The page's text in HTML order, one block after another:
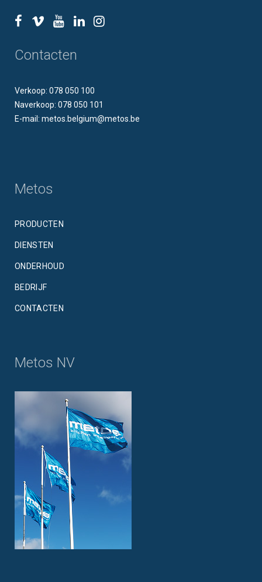
Contacten
Verkoop: 078 050 100
Naverkoop: 078 050 101
E-mail: metos.belgium@metos.be
Metos
PRODUCTEN
DIENSTEN
ONDERHOUD
BEDRIJF
CONTACTEN
Metos NV